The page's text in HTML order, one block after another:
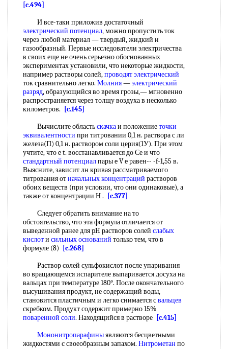
[c.494]
И все-таки приложив достаточный
электрический потенциал, можно пропустить ток
через любой материал — твердый, жидкий и
газообразный. Первые исследователи электричества
в своих еще не очень серьезно обоснованных
экспериментах установили, что некоторые жидкости,
например растворы солей,проводят электрический
ток сравнительно легко. Молния—электрический
разряд, образующийся во время грозы,— мгновенно
распространяется через толщу воздуха в несколько
километров.
[c.145]
Вычислите областьскачкаи положениеточки
эквивалентности при титровании 0,1 н. раствора с ли
железа(П) 0,1 н. раствором соли церия(1У). При этом
учтите, что e t. восстанавливается до Се и что
стандартный потенциалпары e V e равен-- -f-1,55 в.
Выясните, зависит лн кривая рассматриваемого
титрования отначальных концентраций растворов
обоих веществ (при условии, что они одинаковые), а
также от концентрации Н .
[c.377]
Следует обратить внимание на то
обстоятельство, что эта формула отличается от
выведенной ранее для pH растворов солей слабых
кислоти сильных оснований только тем, что в
формуле (8)
[c.268]
Раствор солей сульфокислот после упаривания
во вращающемся испарителе выпаривается досуха на
вальцах при температуре 180°. После окончательного
высушивания продукт, не содержащий воды,
становится пластичным и легко снимается свальцев
скребком. Продукт содержит примерно 15%
поваренной соли. Находящийся в растворе [c.415]
Мононитропарафиныявляются бесцветными
жидкостями с своеобразным запахом. Нитрометан по